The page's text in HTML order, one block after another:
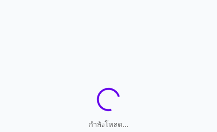
กำลังโหลด...